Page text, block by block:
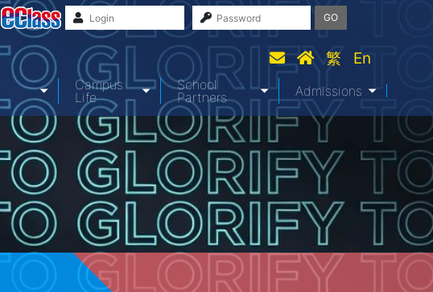
GO
繁 En
Campus
Life
School
Partners
Admissions